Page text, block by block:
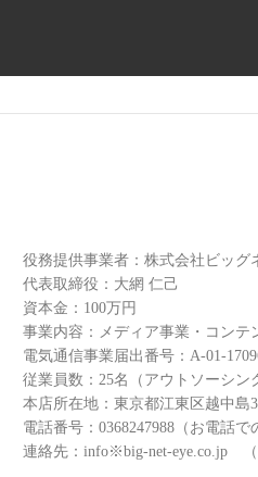
役務提供事業者：株式会社ビッグ
代表取締役：大網 仁己
資本金：100万円
事業内容：メディア事業・コンテ
電気通信事業届出番号：A-01-
従業員数：25名（アウトソーシン
本店所在地：東京都江東区越中島
電話番号：0368247988（お電話
連絡先：info※big-net-eye.co.jp